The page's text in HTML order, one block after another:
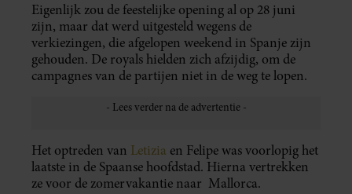
Eigenlijk zou de feestelijke opening al op 28 juni
zijn, maar dat werd uitgesteld wegens de
verkiezingen, die afgelopen weekend in Spanje zijn
gehouden. De royals hielden zich afzijdig, om de
campagnes van de partijen niet in de weg te lopen.
Het optreden van Letizia en Felipe was voorlopig het
laatste in de Spaanse hoofdstad. Hierna vertrekken
ze voor de zomervakantie naar Mallorca.